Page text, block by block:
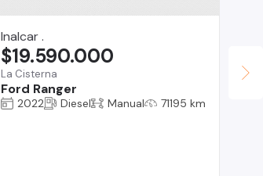
Inalcar .
La Cisterna
Ford Ranger
$19.590.000
2022 Diesel Manual 71195 km